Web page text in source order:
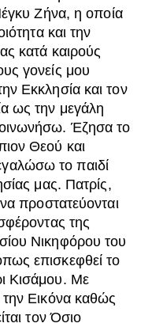
Ζήνα, η οποία
και την
κατά καιρούς
γονείς μου
Εκκλησία και τον
ως την μεγάλη
Έζησα το
Θεού και
το παιδί
μας. Πατρίς,
προστατεύονται
της
Νικηφόρου του
επισκεφθεί το
Κισάμου. Με
Εικόνα καθώς
τον Όσιο